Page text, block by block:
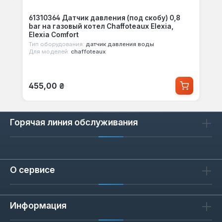
61310364 Датчик давления (под скобу) 0,8
bar на газовый котел Chaffoteaux Elexia,
Elexia Comfort
Тип оборудования: датчик давления воды
Для моделей: chaffoteaux
Обычная цена:
455,00 ₴
Горячая линия обслуживания
О сервисе
Информация